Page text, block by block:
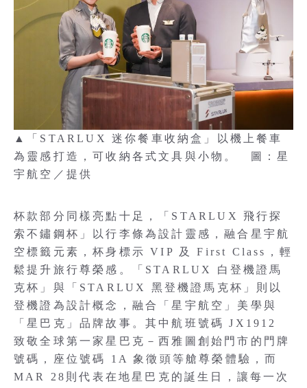
▲「STARLUX 迷你餐車收納盒」以機上餐車
為靈感打造，可收納各式文具與小物。 圖：星
宇航空／提供
杯款部分同樣亮點十足，「STARLUX 飛行探
索不鏽鋼杯」以行李條為設計靈感，融合星宇航
空標籤元素，杯身標示 VIP 及 First Class，輕
鬆提升旅行尊榮感。「STARLUX 白登機證馬
克杯」與「STARLUX 黑登機證馬克杯」則以
登機證為設計概念，融合「星宇航空」美學與
「星巴克」品牌故事。其中航班號碼 JX1912
致敬全球第一家星巴克－西雅圖創始門市的門牌
號碼，座位號碼 1A 象徵頭等艙尊榮體驗，而
MAR 28則代表在地星巴克的誕生日，讓每一次